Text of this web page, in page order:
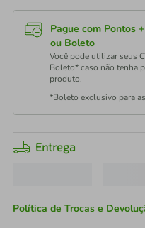
Pague com Pontos
ou Boleto
Você pode utilizar seus
Boleto* caso não tenha
produto.
*Boleto exclusivo para
Entrega
Política de Trocas e